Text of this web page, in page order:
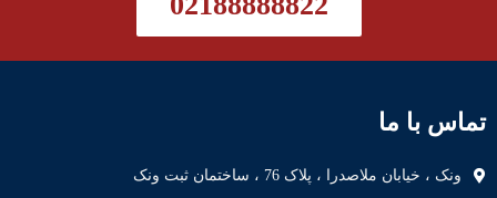
تماس با ما
ونک ، خیابان ملاصدرا ، پلاک 76 ، ساختمان ثبت ونک